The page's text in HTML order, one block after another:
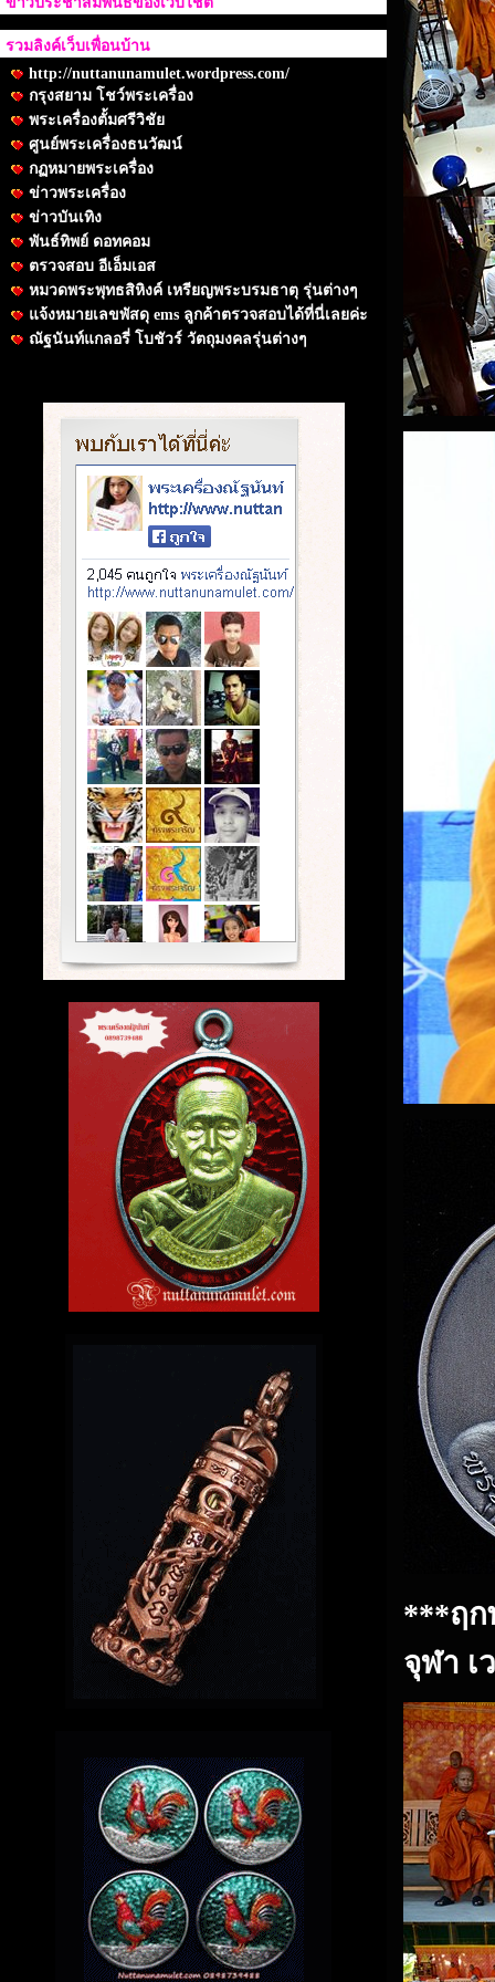
รวมลิงค์เว็บเพื่อนบ้าน
http://nuttanunamulet.wordpress.com/
กรุงสยาม โชว์พระเครื่อง
พระเครื่องตั้มศรีวิชัย
ศูนย์พระเครื่องธนวัฒน์
กฏหมายพระเครื่อง
ข่าวพระเครื่อง
ข่าวบันเทิง
พันธ์ทิพย์ ดอทคอม
ตรวจสอบ อีเอ็มเอส
หมวดพระพุทธสิหิงค์ เหรียญพระบรมธาตุ รุ่นต่างๆ
แจ้งหมายเลขพัสดุ ems ลูกค้าตรวจสอบได้ที่นี่เลยค่ะ
ณัฐนันท์แกลอรี่ โบชัวร์ วัตถุมงคลรุ่นต่างๆ
***ฤก
จุฬา เ